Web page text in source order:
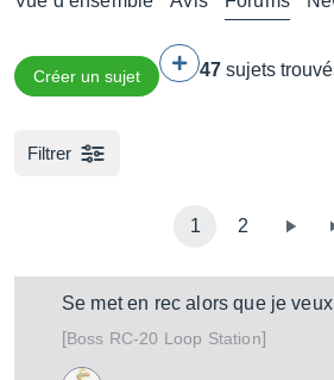
Créer un sujet 47 sujets
Filtrer
1 2
Se met en rec alors que je
[Boss RC-20 Loop Station]